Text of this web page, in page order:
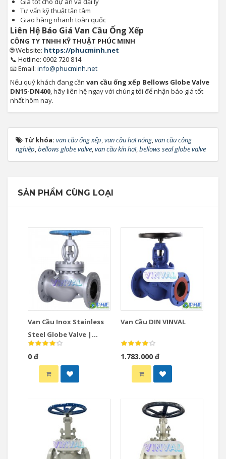
Tư vấn kỹ thuật tận tâm
Giao hàng nhanh toàn quốc
Liên Hệ Báo Giá Van Cầu Ống Xếp
CÔNG TY TNHH KỸ THUẬT PHÚC MINH
🌐 Website: https://phucminh.net
📞 Hotline: 0902 720 814
📧 Email: info@phucminh.net
Nếu quý khách đang cần van cầu ống xếp Bellows Globe Valve
DN15-DN400, hãy liên hệ ngay với chúng tôi để nhận báo giá tốt
nhất hôm nay.
Từ khóa: van cầu ống xếp,van cầu hơi nóng,van cầu công
nghiệp,bellows globe valve,van cầu kín hơi,bellows seal globe valve
SẢN PHẨM CÙNG LOẠI
Van Cầu Inox Stainless
Steel Globe Valve |
PN16/150LB, DN50–DN300
0 đ
Van Cầu DIN VINVAL
1.783.000 đ